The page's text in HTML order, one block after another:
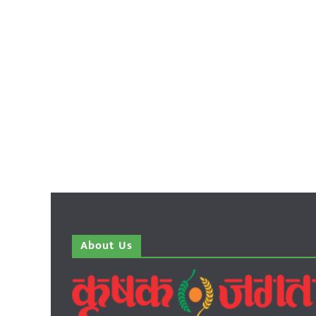
About Us